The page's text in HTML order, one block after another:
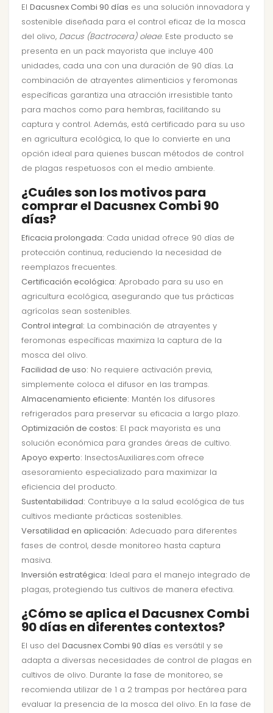
El Dacusnex Combi 90 días es una solución innovadora y
sostenible diseñada para el control eficaz de la mosca
del olivo, Dacus (Bactrocera) oleae. Este producto se
presenta en un pack mayorista que incluye 400
unidades, cada una con una duración de 90 días. La
combinación de atrayentes alimenticios y feromonas
específicas garantiza una atracción irresistible tanto
para machos como para hembras, facilitando su
captura y control. Además, está certificado para su uso
en agricultura ecológica, lo que lo convierte en una
opción ideal para quienes buscan métodos de control
de plagas respetuosos con el medio ambiente.
¿Cuáles son los motivos para
comprar el Dacusnex Combi 90
días?
Eficacia prolongada: Cada unidad ofrece 90 días de
protección continua, reduciendo la necesidad de
reemplazos frecuentes.
Certificación ecológica: Aprobado para su uso en
agricultura ecológica, asegurando que tus prácticas
agrícolas sean sostenibles.
Control integral: La combinación de atrayentes y
feromonas específicas maximiza la captura de la
mosca del olivo.
Facilidad de uso: No requiere activación previa,
simplemente coloca el difusor en las trampas.
Almacenamiento eficiente: Mantén los difusores
refrigerados para preservar su eficacia a largo plazo.
Optimización de costos: El pack mayorista es una
solución económica para grandes áreas de cultivo.
Apoyo experto: InsectosAuxiliares.com ofrece
asesoramiento especializado para maximizar la
eficiencia del producto.
Sustentabilidad: Contribuye a la salud ecológica de tus
cultivos mediante prácticas sostenibles.
Versatilidad en aplicación: Adecuado para diferentes
fases de control, desde monitoreo hasta captura
masiva.
Inversión estratégica: Ideal para el manejo integrado de
plagas, protegiendo tus cultivos de manera efectiva.
¿Cómo se aplica el Dacusnex Combi
90 días en diferentes contextos?
El uso del Dacusnex Combi 90 días es versátil y se
adapta a diversas necesidades de control de plagas en
cultivos de olivo. Durante la fase de monitoreo, se
recomienda utilizar de 1 a 2 trampas por hectárea para
evaluar la presencia de la mosca del olivo. En la fase de